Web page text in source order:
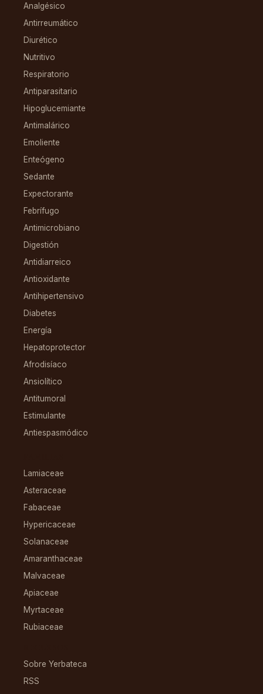
Analgésico
Antirreumático
Diurético
Nutritivo
Respiratorio
Antiparasitario
Hipoglucemiante
Antimalárico
Emoliente
Enteógeno
Sedante
Expectorante
Febrífugo
Antimicrobiano
Digestión
Antidiarreico
Antioxidante
Antihipertensivo
Diabetes
Energía
Hepatoprotector
Afrodisíaco
Ansiolítico
Antitumoral
Estimulante
Antiespasmódico
Lamiaceae
Asteraceae
Fabaceae
Hypericaceae
Solanaceae
Amaranthaceae
Malvaceae
Apiaceae
Myrtaceae
Rubiaceae
Sobre Yerbateca
RSS